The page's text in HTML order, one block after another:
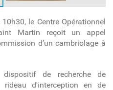
le Centre Opérationnel
Martin reçoit un appel
d’un cambriolage à
dispositif de recherche de
d'interception en de